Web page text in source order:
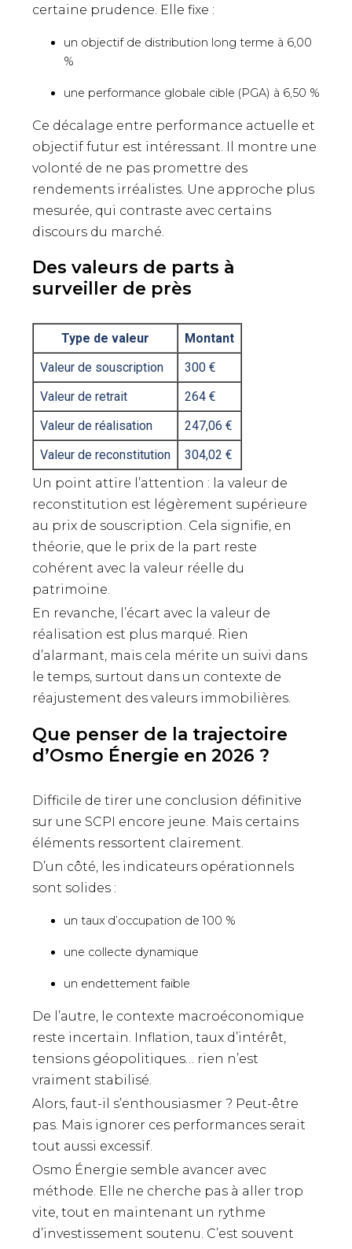
certaine prudence. Elle fixe :
un objectif de distribution long terme à 6,00
%
une performance globale cible (PGA) à 6,50 %
Ce décalage entre performance actuelle et
objectif futur est intéressant. Il montre une
volonté de ne pas promettre des
rendements irréalistes. Une approche plus
mesurée, qui contraste avec certains
discours du marché.
Des valeurs de parts à
surveiller de près
Type de valeur
Montant
Valeur de souscription
300 €
Valeur de retrait
264 €
Valeur de réalisation
247,06 €
Valeur de reconstitution
304,02 €
Un point attire l’attention : la valeur de
reconstitution est légèrement supérieure
au prix de souscription. Cela signifie, en
théorie, que le prix de la part reste
cohérent avec la valeur réelle du
patrimoine.
En revanche, l’écart avec la valeur de
réalisation est plus marqué. Rien
d’alarmant, mais cela mérite un suivi dans
le temps, surtout dans un contexte de
réajustement des valeurs immobilières.
Que penser de la trajectoire
d’Osmo Énergie en 2026 ?
Difficile de tirer une conclusion définitive
sur une SCPI encore jeune. Mais certains
éléments ressortent clairement.
D’un côté, les indicateurs opérationnels
sont solides :
un taux d’occupation de 100 %
une collecte dynamique
un endettement faible
De l’autre, le contexte macroéconomique
reste incertain. Inflation, taux d’intérêt,
tensions géopolitiques… rien n’est
vraiment stabilisé.
Alors, faut-il s’enthousiasmer ? Peut-être
pas. Mais ignorer ces performances serait
tout aussi excessif.
Osmo Énergie semble avancer avec
méthode. Elle ne cherche pas à aller trop
vite, tout en maintenant un rythme
d’investissement soutenu. C’est souvent